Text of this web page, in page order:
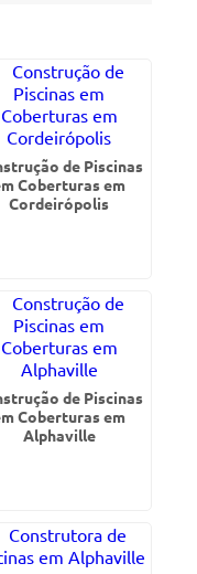
de Piscinas
Coberturas em
Cordeirópolis
de Piscinas
Coberturas em
Alphaville